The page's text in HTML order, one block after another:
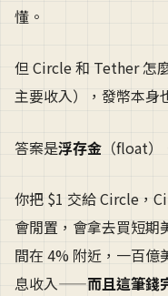
懂。
但 Circle 和 Tether 怎
主要收入），發幣本身
答案是浮存金 （float）
你把 $1 交給 Circle，
會閒置，會拿去買短期
間在 4% 附近，一百億
息收入——而且這筆錢